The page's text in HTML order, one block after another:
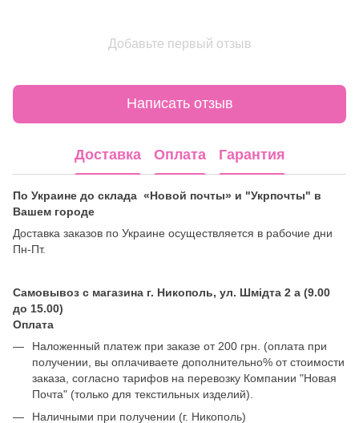
Добавьте первый отзыв
Написать отзыв
Доставка Оплата Гарантия
По Украине до склада «Новой почты» и "Укрпочты" в
Вашем городе
Доставка заказов по Украине осуществляется в рабочие дни
Пн-Пт.
Самовывоз с магазина г. Никополь, ул. Шмідта 2 а (9.00
до 15.00)
Оплата
Наложенный платеж при заказе от 200 грн. (оплата при
получении, вы оплачиваете дополнительно% от стоимости
заказа, согласно тарифов на перевозку Компании "Новая
Почта" (только для текстильных изделий).
Наличными при получении (г. Никополь)